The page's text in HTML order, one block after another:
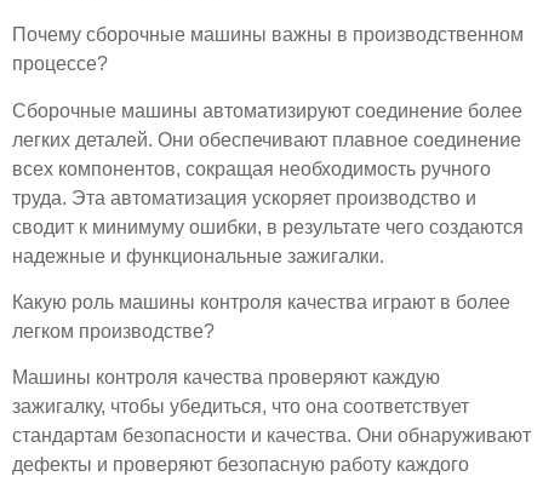
Почему сборочные машины важны в производственном
процессе?
Сборочные машины автоматизируют соединение более
легких деталей. Они обеспечивают плавное соединение
всех компонентов, сокращая необходимость ручного
труда. Эта автоматизация ускоряет производство и
сводит к минимуму ошибки, в результате чего создаются
надежные и функциональные зажигалки.
Какую роль машины контроля качества играют в более
легком производстве?
Машины контроля качества проверяют каждую
зажигалку, чтобы убедиться, что она соответствует
стандартам безопасности и качества. Они обнаруживают
дефекты и проверяют безопасную работу каждого